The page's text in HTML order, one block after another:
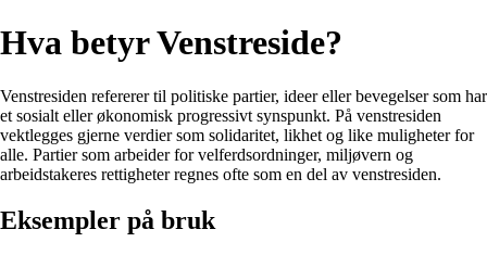
Hva betyr Venstreside?
Venstresiden refererer til politiske partier, ideer eller bevegelser som har
et sosialt eller økonomisk progressivt synspunkt. På venstresiden
vektlegges gjerne verdier som solidaritet, likhet og like muligheter for
alle. Partier som arbeider for velferdsordninger, miljøvern og
arbeidstakeres rettigheter regnes ofte som en del av venstresiden.
Eksempler på bruk